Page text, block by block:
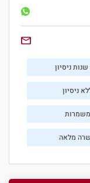
ניסיון
משמרות
מלאה